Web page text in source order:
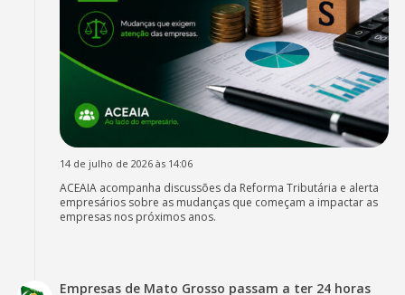
14 de julho de 2026 às 14:06
ACEAIA acompanha discussões da Reforma Tributária e alerta
empresários sobre as mudanças que começam a impactar as
empresas nos próximos anos.
Empresas de Mato Grosso passam a ter 24 horas